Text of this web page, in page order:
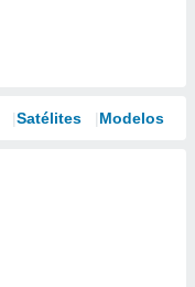
Satélites Modelos